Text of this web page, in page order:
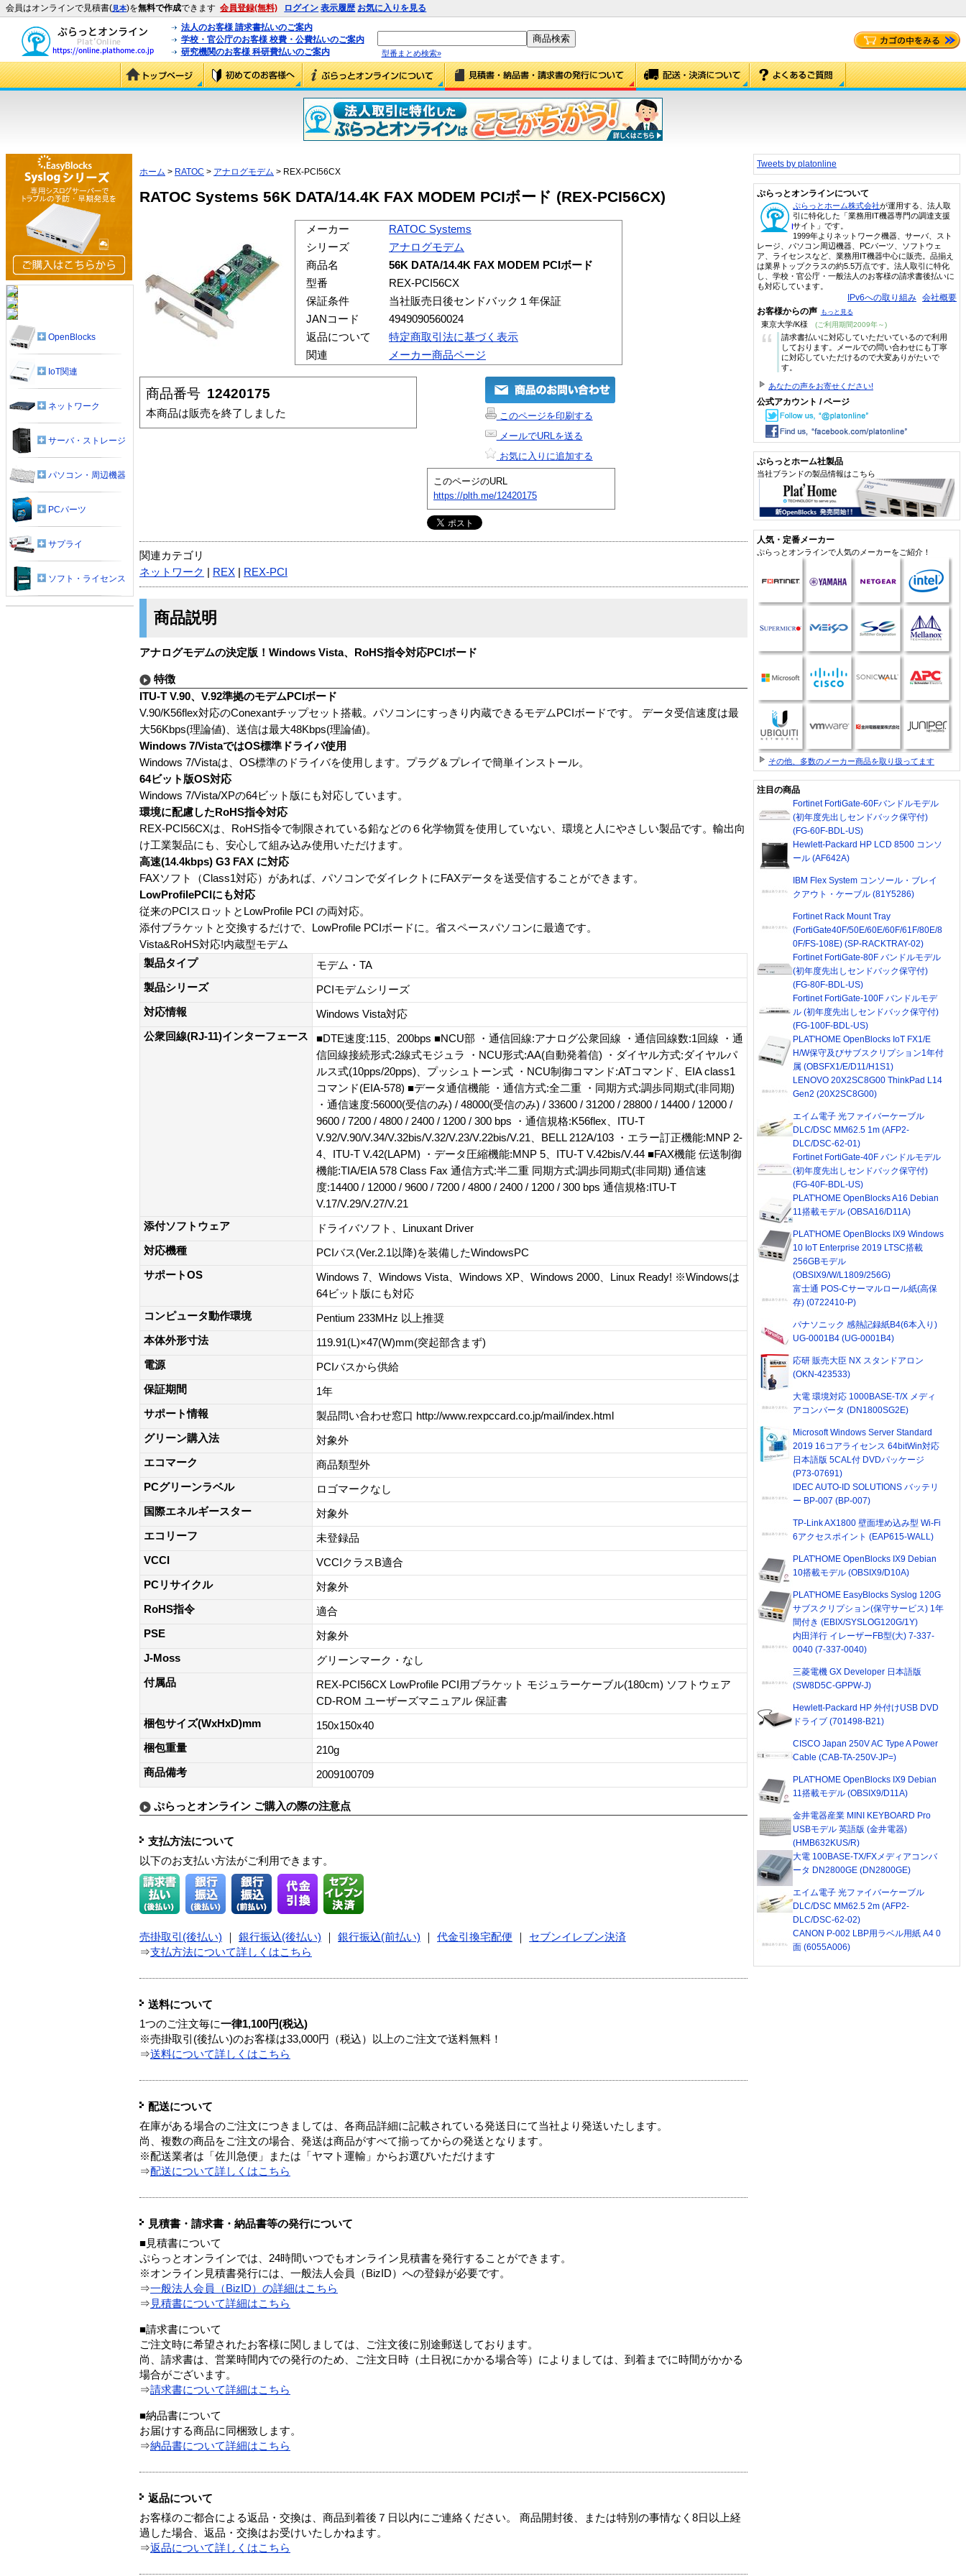
会員はオンラインで見積書(見本)を無料で作成できます 会員登録(無料) ログイン 表示履歴 お気に入りを見る
法人のお客様 請求書払いのご案内
学校・官公庁のお客様 校費・公費払いのご案内
研究機関のお客様 科研費払いのご案内
型番まとめ検索»
ホーム > RATOC > アナログモデム > REX-PCI56CX
RATOC Systems 56K DATA/14.4K FAX MODEM PCIボード (REX-PCI56CX)
メーカー
RATOC Systems
シリーズ
アナログモデム
商品名
56K DATA/14.4K FAX MODEM PCIボード
型番
REX-PCI56CX
保証条件
当社販売日後センドバック１年保証
JANコード
4949090560024
返品について
特定商取引法に基づく表示
関連
メーカー商品ページ
商品番号 12420175
本商品は販売を終了しました
このページを印刷する
メールでURLを送る
お気に入りに追加する
このページのURL
https://plth.me/12420175
関連カテゴリ
ネットワーク
REX REX-PCI
商品説明
アナログモデムの決定版！Windows Vista、RoHS指令対応PCIボード
特徴
ITU-T V.90、V.92準拠のモデムPCIボード
V.90/K56flex対応のConexantチップセット搭載。パソコンにすっきり内蔵できるモデムPCIボードです。 データ受信速度は最
大56Kbps(理論値)、送信は最大48Kbps(理論値)。
Windows 7/VistaではOS標準ドライバ使用
Windows 7/Vistaは、OS標準のドライバを使用します。プラグ＆プレイで簡単インストール。
64ビット版OS対応
Windows 7/Vista/XPの64ビット版にも対応しています。
環境に配慮したRoHS指令対応
REX-PCI56CXは、RoHS指令で制限されている鉛などの６化学物質を使用していない、環境と人にやさしい製品です。輸出向
け工業製品にも、安心して組み込み使用いただけます。
高速(14.4kbps) G3 FAX に対応
FAXソフト（Class1対応）があれば、パソコンでダイレクトにFAXデータを送受信することができます。
LowProfilePCIにも対応
従来のPCIスロットとLowProfile PCI の両対応。
添付ブラケットと交換するだけで、LowProfile PCIボードに。省スペースパソコンに最適です。
Vista&RoHS対応!内蔵型モデム
製品タイプ
モデム・TA
製品シリーズ
PCIモデムシリーズ
対応情報
Windows Vista対応
公衆回線(RJ-11)インターフェース
■DTE速度:115、200bps ■NCU部 ・通信回線:アナログ公衆回線 ・通信回線数:1回線 ・通
信回線接続形式:2線式モジュラ ・NCU形式:AA(自動発着信) ・ダイヤル方式:ダイヤルパ
ルス式(10pps/20pps)、プッシュトーン式 ・NCU制御コマンド:ATコマンド、EIA class1
コマンド(EIA-578) ■データ通信機能 ・通信方式:全二重 ・同期方式:調歩同期式(非同期)
・通信速度:56000(受信のみ) / 48000(受信のみ) / 33600 / 31200 / 28800 / 14400 / 12000 /
9600 / 7200 / 4800 / 2400 / 1200 / 300 bps ・通信規格:K56flex、ITU-T
V.92/V.90/V.34/V.32bis/V.32/V.23/V.22bis/V.21、BELL 212A/103 ・エラー訂正機能:MNP 2-
4、ITU-T V.42(LAPM) ・データ圧縮機能:MNP 5、ITU-T V.42bis/V.44 ■FAX機能 伝送制御
機能:TIA/EIA 578 Class Fax 通信方式:半二重 同期方式:調歩同期式(非同期) 通信速
度:14400 / 12000 / 9600 / 7200 / 4800 / 2400 / 1200 / 300 bps 通信規格:ITU-T
V.17/V.29/V.27/V.21
添付ソフトウェア
ドライバソフト、Linuxant Driver
対応機種
PCIバス(Ver.2.1以降)を装備したWindowsPC
サポートOS
Windows 7、Windows Vista、Windows XP、Windows 2000、Linux Ready! ※Windowsは
64ビット版にも対応
コンピュータ動作環境
Pentium 233MHz 以上推奨
本体外形寸法
119.91(L)×47(W)mm(突起部含まず)
電源
PCIバスから供給
保証期間
1年
サポート情報
製品問い合わせ窓口 http://www.rexpccard.co.jp/mail/index.html
グリーン購入法
対象外
エコマーク
商品類型外
PCグリーンラベル
ロゴマークなし
国際エネルギースター
対象外
エコリーフ
未登録品
VCCI
VCCIクラスB適合
PCリサイクル
対象外
RoHS指令
適合
PSE
対象外
J-Moss
グリーンマーク・なし
付属品
REX-PCI56CX LowProfile PCI用ブラケット モジュラーケーブル(180cm) ソフトウェア
CD-ROM ユーザーズマニュアル 保証書
梱包サイズ(WxHxD)mm
150x150x40
梱包重量
210g
商品備考
2009100709
ぷらっとオンライン ご購入の際の注意点
支払方法について
以下のお支払い方法がご利用できます。
売掛取引(後払い) 銀行振込(後払い) 銀行振込(前払い) 代金引換宅配便
セブンイレブン決済
⇒支払方法について詳しくはこちら
送料について
1つのご注文毎に一律1,100円(税込)
※売掛取引(後払い)のお客様は33,000円（税込）以上のご注文で送料無料！
⇒送料について詳しくはこちら
配送について
在庫がある場合のご注文につきましては、各商品詳細に記載されている発送日にて当社より発送いたします。
尚、複数の商品をご注文の場合、発送は商品がすべて揃ってからの発送となります。
※配送業者は「佐川急便」または「ヤマト運輸」からお選びいただけます
⇒配送について詳しくはこちら
見積書・請求書・納品書等の発行について
■見積書について
ぷらっとオンラインでは、24時間いつでもオンライン見積書を発行することができます。
※オンライン見積書発行には、一般法人会員（BizID）への登録が必要です。
⇒一般法人会員（BizID）の詳細はこちら
⇒ 見積書について詳細はこちら
■請求書について
ご注文時に希望されたお客様に関しましては、ご注文後に別途郵送しております。
尚、請求書は、営業時間内での発行のため、ご注文日時（土日祝にかかる場合等）によりましては、到着までに時間がかかる
場合がございます。
⇒請求書について詳細はこちら
■納品書について
お届けする商品に同梱致します。
⇒納品書について詳細はこちら
返品について
お客様のご都合による返品・交換は、商品到着後７日以内にご連絡ください。 商品開封後、または特別の事情なく8日以上経
過した場合、返品・交換はお受けいたしかねます。
⇒返品について詳しくはこちら
OpenBlocks
IoT関連
ネットワーク
サーバ・ストレージ
パソコン・周辺機器
PCパーツ
サプライ
ソフト・ライセンス
Tweets by platonline
ぷらっとオンラインについて
ぷらっとホーム株式会社が運用する、法人取
引に特化した「業務用IT機器専門の調達支援
サイト」です。
1999年よりネットワーク機器、サーバ、スト
レージ、パソコン周辺機器、PCパーツ、ソフトウェ
ア、ライセンスなど、業務用IT機器中心に販売。品揃え
は業界トップクラスの約5.5万点です。法人取引に特化
し、学校・官公庁・一般法人のお客様の請求書後払いに
も対応しています。
IPv6への取り組み 会社概要
お客様からの声 もっと見る
東京大学/K様 (ご利用期間2009年～)
“
請求書払いに対応していただいているので利用
しております。メールでの問い合わせにも丁寧
に対応していただけるので大変ありがたいで
す。
あなたの声をお寄せください!
公式アカウント / ページ
ぷらっとホーム社製品
当社ブランドの製品情報はこちら
人気・定番メーカー
ぷらっとオンラインで人気のメーカーをご紹介！
その他、多数のメーカー商品を取り扱ってます
注目の商品
Fortinet FortiGate-60Fバンドルモデル
(初年度先出しセンドバック保守付)
(FG-60F-BDL-US)
Hewlett-Packard HP LCD 8500 コンソ
ール (AF642A)
IBM Flex System コンソール・ブレイ
クアウト・ケーブル (81Y5286)
Fortinet Rack Mount Tray
(FortiGate40F/50E/60E/60F/61F/80E/8
0F/FS-108E) (SP-RACKTRAY-02)
Fortinet FortiGate-80F バンドルモデル
(初年度先出しセンドバック保守付)
(FG-80F-BDL-US)
Fortinet FortiGate-100F バンドルモデ
ル (初年度先出しセンドバック保守付)
(FG-100F-BDL-US)
PLAT'HOME OpenBlocks IoT FX1/E
H/W保守及びサブスクリプション1年付
属 (OBSFX1/E/D11/H1S1)
LENOVO 20X2SC8G00 ThinkPad L14
Gen2 (20X2SC8G00)
エイム電子 光ファイバーケーブル
DLC/DSC MM62.5 1m (AFP2-
DLC/DSC-62-01)
Fortinet FortiGate-40F バンドルモデル
(初年度先出しセンドバック保守付)
(FG-40F-BDL-US)
PLAT'HOME OpenBlocks A16 Debian
11搭載モデル (OBSA16/D11A)
PLAT'HOME OpenBlocks IX9 Windows
10 IoT Enterprise 2019 LTSC搭載
256GBモデル
(OBSIX9/W/L1809/256G)
富士通 POS-Cサーマルロール紙(高保
存) (0722410-P)
パナソニック 感熱記録紙B4(6本入り)
UG-0001B4 (UG-0001B4)
応研 販売大臣 NX スタンドアロン
(OKN-423533)
大電 環境対応 1000BASE-T/X メディ
アコンバータ (DN1800SG2E)
Microsoft Windows Server Standard
2019 16コアライセンス 64bitWin対応
日本語版 5CAL付 DVDパッケージ
(P73-07691)
IDEC AUTO-ID SOLUTIONS バッテリ
ー BP-007 (BP-007)
TP-Link AX1800 壁面埋め込み型 Wi-Fi
6アクセスポイント (EAP615-WALL)
PLAT'HOME OpenBlocks IX9 Debian
10搭載モデル (OBSIX9/D10A)
PLAT'HOME EasyBlocks Syslog 120G
サブスクリプション(保守サービス) 1年
間付き (EBIX/SYSLOG120G/1Y)
内田洋行 イレーザーFB型(大) 7-337-
0040 (7-337-0040)
三菱電機 GX Developer 日本語版
(SW8D5C-GPPW-J)
Hewlett-Packard HP 外付けUSB DVD
ドライブ (701498-B21)
CISCO Japan 250V AC Type A Power
Cable (CAB-TA-250V-JP=)
PLAT'HOME OpenBlocks IX9 Debian
11搭載モデル (OBSIX9/D11A)
金井電器産業 MINI KEYBOARD Pro
USBモデル 英語版 (金井電器)
(HMB632KUS/R)
大電 100BASE-TX/FXメディアコンバ
ータ DN2800GE (DN2800GE)
エイム電子 光ファイバーケーブル
DLC/DSC MM62.5 2m (AFP2-
DLC/DSC-62-02)
CANON P-002 LBP用ラベル用紙 A4 0
面 (6055A006)